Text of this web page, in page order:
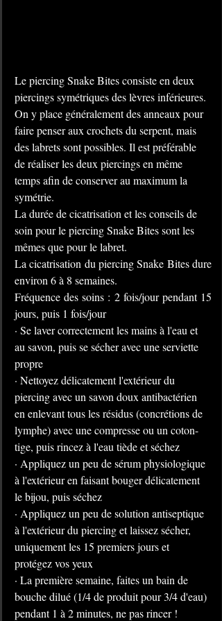
Le piercing Snake Bites consiste en deux
piercings symétriques des lèvres inférieures.
On y place généralement des anneaux pour
faire penser aux crochets du serpent, mais
des labrets sont possibles. Il est préférable
de réaliser les deux piercings en même
temps afin de conserver au maximum la
symétrie.
La durée de cicatrisation et les conseils de
soin pour le piercing Snake Bites sont les
mêmes que pour le labret.
La cicatrisation du piercing Snake Bites dure
environ 6 à 8 semaines.
Fréquence des soins : 2 fois/jour pendant 15
jours, puis 1 fois/jour
· Se laver correctement les mains à l'eau et
au savon, puis se sécher avec une serviette
propre
· Nettoyez délicatement l'extérieur du
piercing avec un savon doux antibactérien
en enlevant tous les résidus (concrétions de
lymphe) avec une compresse ou un coton-
tige, puis rincez à l'eau tiède et séchez
· Appliquez un peu de sérum physiologique
à l'extérieur en faisant bouger délicatement
le bijou, puis séchez
· Appliquez un peu de solution antiseptique
à l'extérieur du piercing et laissez sécher,
uniquement les 15 premiers jours et
protégez vos yeux
· La première semaine, faites un bain de
bouche dilué (1/4 de produit pour 3/4 d'eau)
pendant 1 à 2 minutes, ne pas rincer !